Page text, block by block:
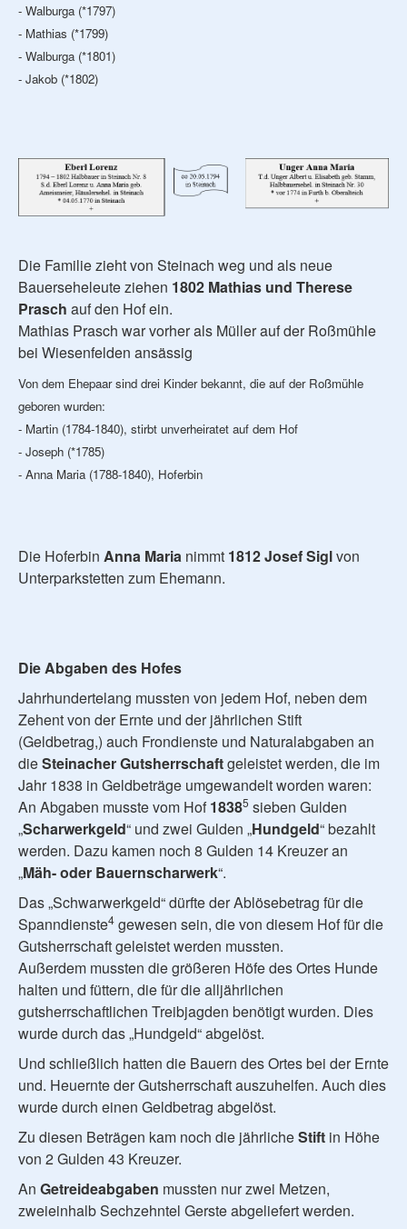
- Walburga (*1797)
- Mathias (*1799)
- Walburga (*1801)
- Jakob (*1802)
Die Familie zieht von Steinach weg und als neue
Bauerseheleute ziehen 1802 Mathias und Therese
Prasch auf den Hof ein.
Mathias Prasch war vorher als Müller auf der Roßmühle
bei Wiesenfelden ansässig
Von dem Ehepaar sind drei Kinder bekannt, die auf der Roßmühle
geboren wurden:
- Martin (1784-1840), stirbt unverheiratet auf dem Hof
- Joseph (*1785)
- Anna Maria (1788-1840), Hoferbin
Die Hoferbin Anna Maria nimmt 1812 Josef Siglvon
Unterparkstetten zum Ehemann.
Die Abgaben des Hofes
Jahrhundertelang mussten von jedem Hof, neben dem
Zehent von der Ernte und der jährlichen Stift
(Geldbetrag,) auch Frondienste und Naturalabgaben an
dieSteinacherGutsherrschaftgeleistet werden, die im
Jahr 1838 in Geldbeträge umgewandelt worden waren:
An Abgaben musste vom Hof18385 sieben Gulden
„Scharwerkgeld“ und zwei Gulden „Hundgeld“ bezahlt
werden. Dazu kamen noch 8 Gulden 14 Kreuzer an
„Mäh- oder Bauernscharwerk“.
Das „Schwarwerkgeld“ dürfte der Ablösebetrag für die
Spanndienste4 gewesen sein, die von diesem Hof für die
Gutsherrschaft geleistet werden mussten.
Außerdem mussten die größeren Höfe des Ortes Hunde
halten und füttern, die für die alljährlichen
gutsherrschaftlichen Treibjagden benötigt wurden. Dies
wurde durch das „Hundgeld“ abgelöst.
Und schließlich hatten die Bauern des Ortes bei der Ernte
und. Heuernte der Gutsherrschaft auszuhelfen. Auch dies
wurde durch einen Geldbetrag abgelöst.
Zu diesen Beträgen kam noch die jährlicheStift in Höhe
von 2 Gulden 43 Kreuzer.
An Getreideabgaben mussten nur zwei Metzen,
zweieinhalb Sechzehntel Gerste abgeliefert werden.